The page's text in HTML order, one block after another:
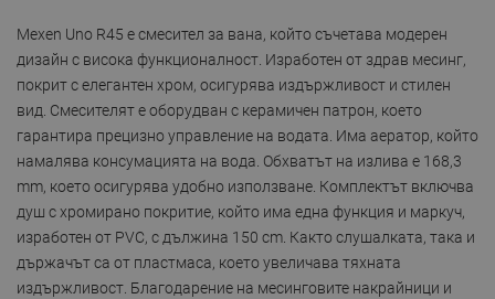
Mexen Uno R45 е смесител за вана, който съчетава модерен
дизайн с висока функционалност. Изработен от здрав месинг,
покрит с елегантен хром, осигурява издържливост и стилен
вид. Смесителят е оборудван с керамичен патрон, което
гарантира прецизно управление на водата. Има аератор, който
намалява консумацията на вода. Обхватът на излива е 168,3
mm, което осигурява удобно използване. Комплектът включва
душ с хромирано покритие, който има една функция и маркуч,
изработен от PVC, с дължина 150 cm. Както слушалката, така и
държачът са от пластмаса, което увеличава тяхната
издържливост. Благодарение на месинговите накрайници и